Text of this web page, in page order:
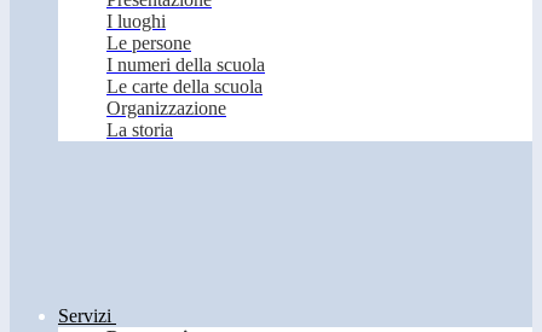
I luoghi
Le persone
I numeri della scuola
Le carte della scuola
Organizzazione
La storia
Servizi